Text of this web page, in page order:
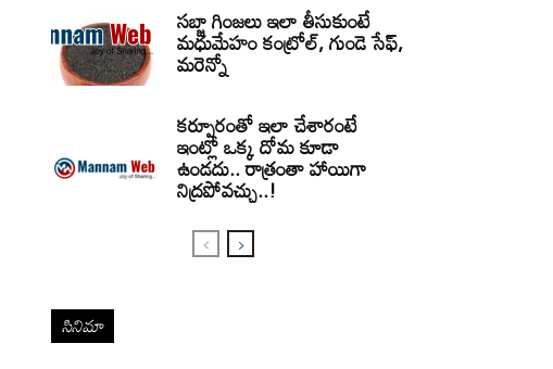
సబ్జా గింజలు ఇలా తీసుకుంటే
మధుమేహం కంట్రోల్, గుండె సేఫ్,
మరెన్నో
కర్పూరంతో ఇలా చేశారంటే
ఇంట్లో ఒక్క దోమ కూడా
ఉండదు.. రాత్రంతా హాయిగా
నిద్రపోవచ్చు..!
సినిమా